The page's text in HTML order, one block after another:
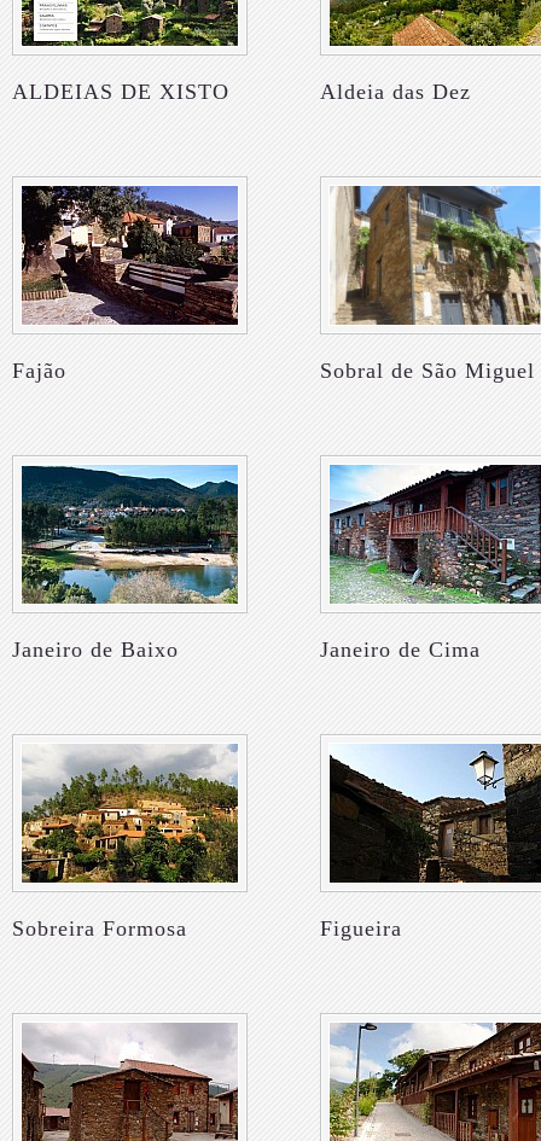
ALDEIAS DE XISTO Aldeia das Dez
Fajão Sobral de São Miguel
Janeiro de Baixo Janeiro de Cima
Sobreira Formosa Figueira